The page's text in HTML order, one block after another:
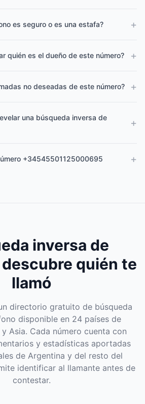
es seguro o es una estafa? +
quién es el dueño de este número? +
no deseadas de este número? +
una búsqueda inversa de
+
+34545501125000695 +
inversa de
quién te
llamó
directorio gratuito de búsqueda
disponible en 24 países de
Asia. Cada número cuenta con
y estadísticas aportadas
de Argentina y del resto del
identificar al llamante antes de
contestar.